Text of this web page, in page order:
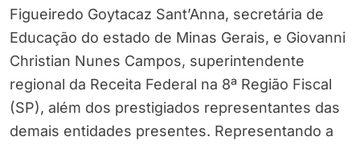
Figueiredo Goytacaz Sant’Anna, secretária de
Educação do estado de Minas Gerais, e Giovanni
Christian Nunes Campos, superintendente
regional da Receita Federal na 8ª Região Fiscal
(SP), além dos prestigiados representantes das
demais entidades presentes. Representando a